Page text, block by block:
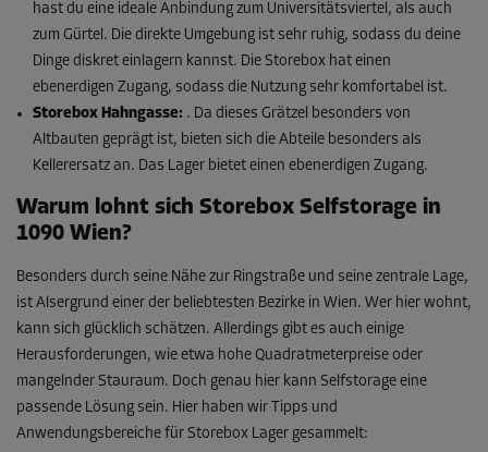
hast du eine ideale Anbindung zum Universitätsviertel, als auch
zum Gürtel. Die direkte Umgebung ist sehr ruhig, sodass du deine
Dinge diskret einlagern kannst. Die Storebox hat einen
ebenerdigen Zugang, sodass die Nutzung sehr komfortabel ist.
Storebox Hahngasse: . Da dieses Grätzel besonders von
Altbauten geprägt ist, bieten sich die Abteile besonders als
Kellerersatz an. Das Lager bietet einen ebenerdigen Zugang.
Warum lohnt sich Storebox Selfstorage in
1090 Wien?
Besonders durch seine Nähe zur Ringstraße und seine zentrale Lage,
ist Alsergrund einer der beliebtesten Bezirke in Wien. Wer hier wohnt,
kann sich glücklich schätzen. Allerdings gibt es auch einige
Herausforderungen, wie etwa hohe Quadratmeterpreise oder
mangelnder Stauraum. Doch genau hier kann Selfstorage eine
passende Lösung sein. Hier haben wir Tipps und
Anwendungsbereiche für Storebox Lager gesammelt: